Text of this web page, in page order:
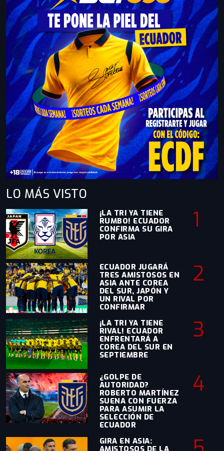
LO MÁS VISTO
¡LA TRI YA TIENE
RUMBO! ECUADOR
CONFIRMA SU GIRA
POR ASIA
1
ECUADOR JUGARÁ
TRES AMISTOSOS EN
ASIA ANTE COREA
DEL SUR, JAPÓN Y
UN RIVAL POR
CONFIRMAR
2
¡LA TRI YA TIENE
RIVAL! ECUADOR
ENFRENTARÁ A
COREA DEL SUR EN
SEPTIEMBRE
3
¿GOLPE DE
AUTORIDAD?
ROBERTO MARTÍNEZ
SUENA CON FUERZA
PARA ASUMIR LA
SELECCIÓN DE
ECUADOR
4
GIRA EN ASIA:
AMISTOSOS DE LA